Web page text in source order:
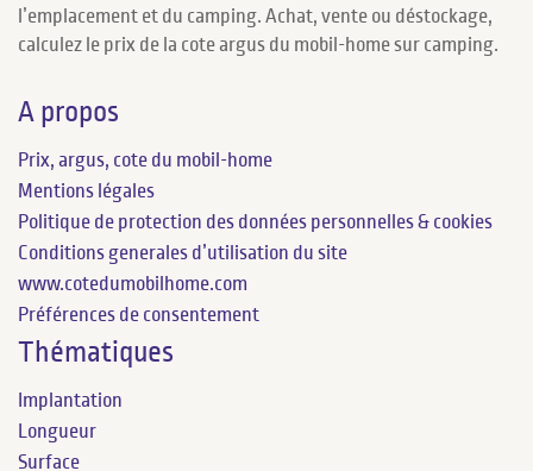
l’emplacement et du camping. Achat, vente ou déstockage,
calculez le prix de la cote argus du mobil-home sur camping.
A propos
Prix, argus, cote du mobil-home
Mentions légales
Politique de protection des données personnelles & cookies
Conditions generales d’utilisation du site
www.cotedumobilhome.com
Préférences de consentement
Thématiques
Implantation
Longueur
Surface